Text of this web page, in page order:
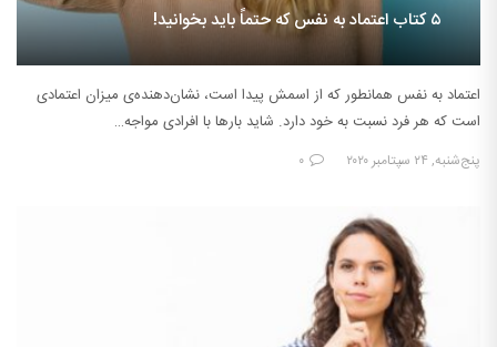
۵ کتاب اعتماد به نفس که حتماً باید بخوانید!
اعتماد به نفس همانطور که از اسمش پیدا است، نشان‌دهنده‌ی میزان اعتمادی
است که هر فرد نسبت به خود دارد. شاید بارها با افرادی مواجه…
پنج‌شنبه, ۲۴ سپتامبر ۲۰۲۰ ۰